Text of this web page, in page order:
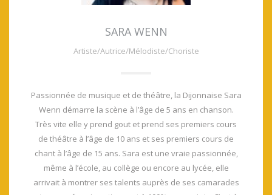
SARA WENN
Artiste/Autrice/Mélodiste/Choriste
Passionnée de musique et de théâtre, la Dijonnaise Sara
Wenn démarre la scène à l’âge de 5 ans en chanson.
Très vite elle y prend gout et prend ses premiers cours
de théâtre à l’âge de 10 ans et ses premiers cours de
chant à l’âge de 15 ans. Sara est une vraie passionnée,
même à l’école, au collège ou encore au lycée, elle
arrivait à montrer ses talents auprès de ses camarades